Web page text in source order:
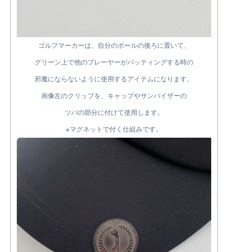
ゴルフマーカーは、自分のボールの後ろに置いて、
グリーン上で他のプレーヤーがパッティングする時の
邪魔にならないように使用するアイテムになります。
画像左のクリップを、キャップやサンバイザーの
ツバの部分に付けて使用します。
※マグネットで付く仕組みです。